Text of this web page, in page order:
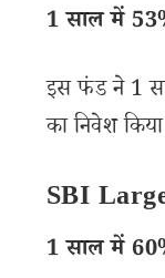
1 साल में
इस फंड ने 1
का निवेश
SBI
1 साल में